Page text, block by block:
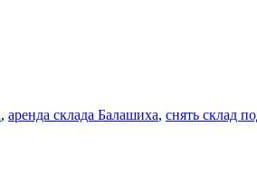
, аренда склада Балашиха, снять склад